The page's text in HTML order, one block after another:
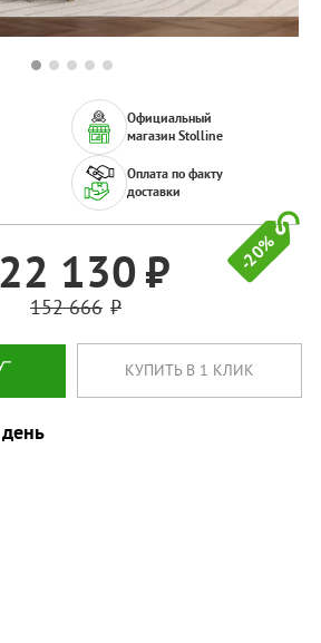
-20%
Официальный
магазин Stolline
Оплата по факту
доставки
130
152 666
КУПИТЬ В 1 КЛИК